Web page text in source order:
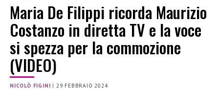
Maria De Filippi ricorda Maurizio
Costanzo in diretta TV e la voce
si spezza per la commozione
(VIDEO)
NICOLÒ FIGINI | 29 FEBBRAIO 2024